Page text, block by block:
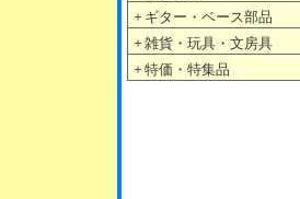
＋ ギター・ベース部品
＋ 雑貨・玩具・文房具
＋ 特価・特集品